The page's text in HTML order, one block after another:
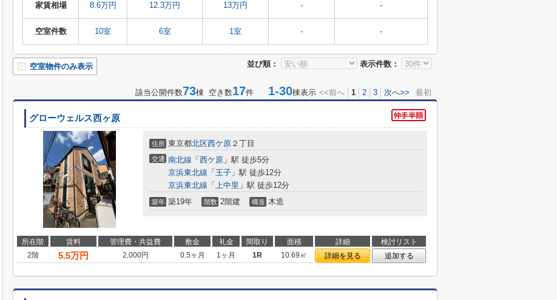
家賃相場 8.6万円 12.3万円 13万円 - -
空室件数 10室 6室 1室 - -
並び順： 表示件数：
空室物件のみ表示
該当公開件数73棟 空き数17件 1-30棟表示 <<前へ 1 2 3 次へ>> 最初
グローウェルス西ヶ原
住所 東京都北区西ケ原 ２丁目
交通 南北線 「 西ケ原 」駅 徒歩5分
京浜東北線 「 王子 」駅 徒歩12分
京浜東北線 「 上中里 」駅 徒歩12分
築年 築19年 階数 2階建 構造 木造
所在階 賃料 管理費・共益費 敷金 礼金 間取り 面積 詳細
検討リスト
2階
5.5万円 2,000円 0.5ヶ月 1ヶ月 1R 10.69㎡ 詳細を見る 追加する